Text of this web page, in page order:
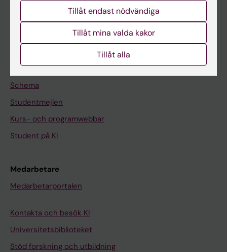
Canvas
Schema
Studentmejlen
Kurs- och programwebbar
Student på KI
Medarbetare
Medarbetarportalen
Kontakta och besök KI
Universitetsbiblioteket
Stöd forskning och utbildning
Tillåt endast nödvändiga
Tillåt mina valda kakor
Tillåt alla